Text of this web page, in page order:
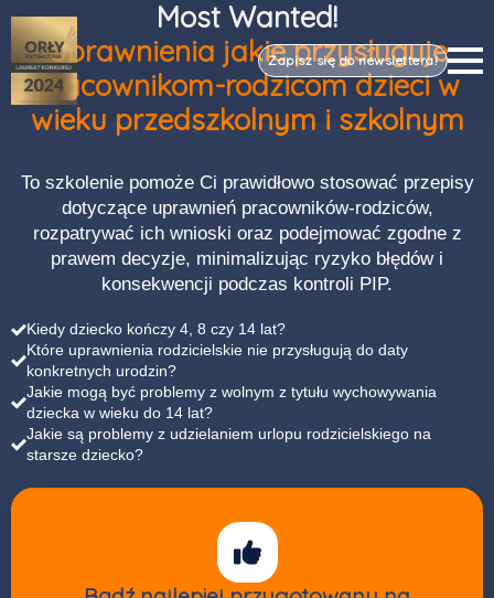
Zapisz się do newslettera!
Most Wanted!
Uprawnienia jakie przysługuje
pracownikom-rodzicom dzieci w
wieku przedszkolnym i szkolnym
To szkolenie pomoże Ci prawidłowo stosować przepisy
dotyczące uprawnień pracowników-rodziców,
rozpatrywać ich wnioski oraz podejmować zgodne z
prawem decyzje, minimalizując ryzyko błędów i
konsekwencji podczas kontroli PIP.
Kiedy dziecko kończy 4, 8 czy 14 lat?
Które uprawnienia rodzicielskie nie przysługują do daty
konkretnych urodzin?
Jakie mogą być problemy z wolnym z tytułu wychowywania
dziecka w wieku do 14 lat?
Jakie są problemy z udzielaniem urlopu rodzicielskiego na
starsze dziecko?